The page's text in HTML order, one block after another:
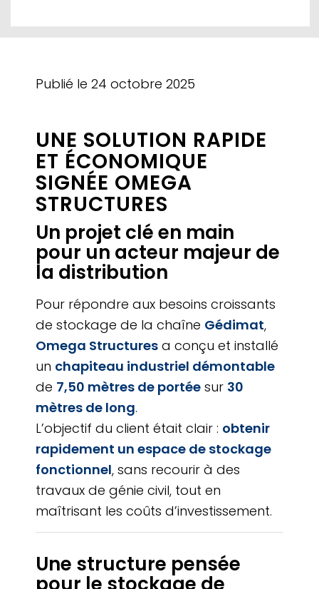
Publié le 24 octobre 2025
UNE SOLUTION RAPIDE
ET ÉCONOMIQUE
SIGNÉE OMEGA
STRUCTURES
Un projet clé en main
pour un acteur majeur de
la distribution
Pour répondre aux besoins croissants
de stockage de la chaîne Gédimat,
Omega Structures a conçu et installé
un chapiteau industriel démontable
de 7,50 mètres de portée sur 30
mètres de long.
L’objectif du client était clair : obtenir
rapidement un espace de stockage
fonctionnel, sans recourir à des
travaux de génie civil, tout en
maîtrisant les coûts d’investissement.
Une structure pensée